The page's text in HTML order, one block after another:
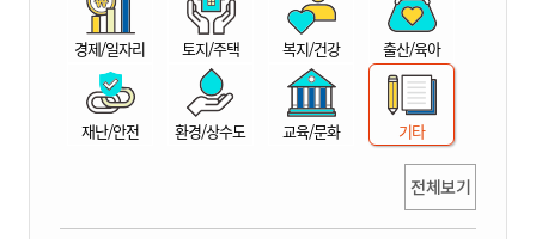
산
경제/일자리 토지/주택 복지/건강 출산/육아
재난/안전 환경/상수도 교육/문화 기타
전체보기